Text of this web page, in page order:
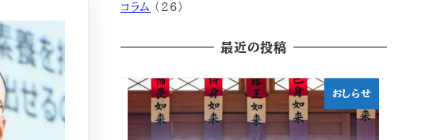
コラム (26)
最近の投稿
おしらせ